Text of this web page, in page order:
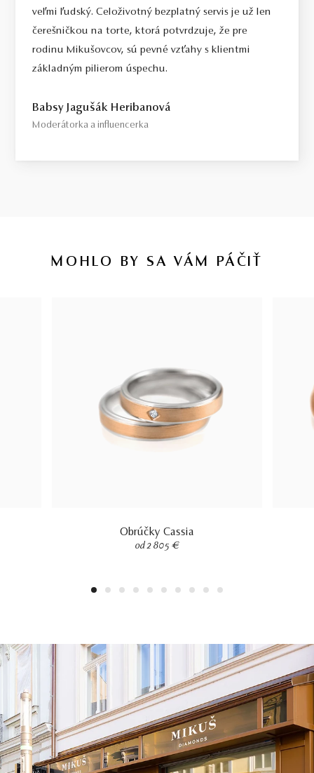
veľmi ľudský. Celoživotný bezplatný servis je už len
čerešničkou na torte, ktorá potvrdzuje, že pre
rodinu Mikušovcov, sú pevné vzťahy s klientmi
základným pilierom úspechu.
Babsy Jagušák Heribanová
Moderátorka a influencerka
MOHLO BY SA VÁM PÁČIŤ
Obrúčky Cassia
od 2 805 €
1 2 3 4 5 6 7 8 9 10